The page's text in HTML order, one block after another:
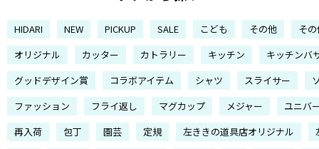
HIDARI NEW PICKUP SALE こども その他
そ
オリジナル
カッター カトラリー キッチン
キッチンバ
グッドデザイン賞
コラボアイテム シャツ スライサー
ファッション
フライ返し マグカップ メジャー
ユニバ
再入荷
包丁 園芸 定規 左ききの道具店オリジナル